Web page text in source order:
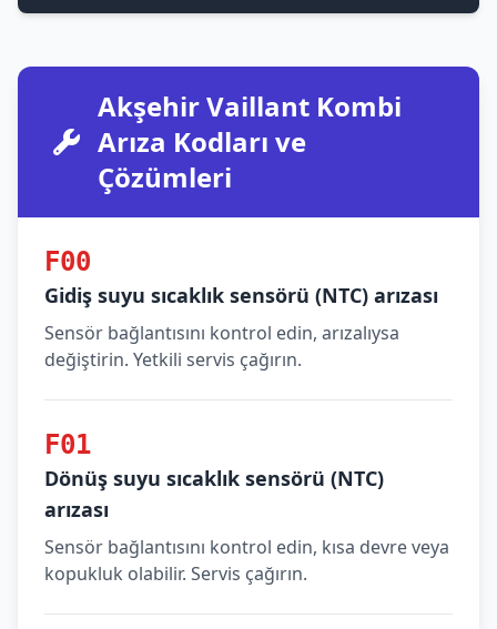
Akşehir Vaillant Kombi
Arıza Kodları ve
Çözümleri
F00
Gidiş suyu sıcaklık sensörü (NTC) arızası
Sensör bağlantısını kontrol edin, arızalıysa
değiştirin. Yetkili servis çağırın.
F01
Dönüş suyu sıcaklık sensörü (NTC)
arızası
Sensör bağlantısını kontrol edin, kısa devre veya
kopukluk olabilir. Servis çağırın.